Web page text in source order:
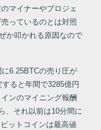
マイナーやプロジェ
っているのとは対照
か叩かれる原因なので
6.25BTCの売り圧が
ると年間で3285億円
ンのマイニング報酬
、それ以前は10分間に
ットコインは最高値